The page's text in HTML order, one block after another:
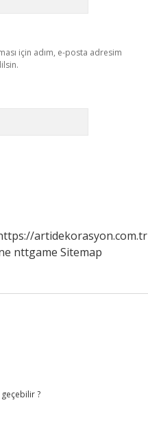
için adım, e-posta adresim
artidekorasyon.com.tr
nttgame Sitemap
geçebilir ?